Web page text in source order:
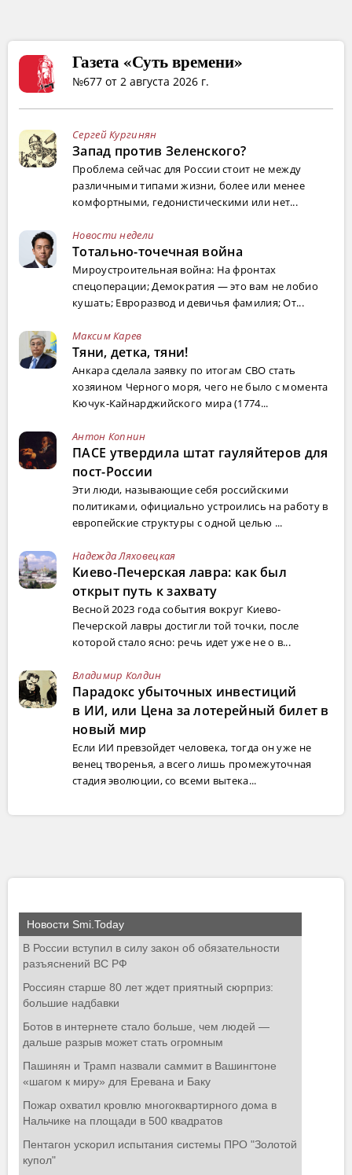
Газета «Суть времени»
№677 от 2 августа 2026 г.
Сергей Кургинян
Запад против Зеленского?
Проблема сейчас для России стоит не между
различными типами жизни, более или менее
комфортными, гедонистическими или нет...
Новости недели
Тотально-точечная война
Мироустроительная война: На фронтах
спецоперации; Демократия — это вам не лобио
кушать; Евроразвод и девичья фамилия; От...
Максим Карев
Тяни, детка, тяни!
Анкара сделала заявку по итогам СВО стать
хозяином Черного моря, чего не было с момента
Кючук-Кайнарджийского мира (1774...
Антон Копнин
ПАСЕ утвердила штат гауляйтеров для
пост-России
Эти люди, называющие себя российскими
политиками, официально устроились на работу в
европейские структуры с одной целью ...
Надежда Ляховецкая
Киево-Печерская лавра: как был
открыт путь к захвату
Весной 2023 года события вокруг Киево-
Печерской лавры достигли той точки, после
которой стало ясно: речь идет уже не о в...
Владимир Колдин
Парадокс убыточных инвестиций
в ИИ, или Цена за лотерейный билет в
новый мир
Если ИИ превзойдет человека, тогда он уже не
венец творенья, а всего лишь промежуточная
стадия эволюции, со всеми вытека...